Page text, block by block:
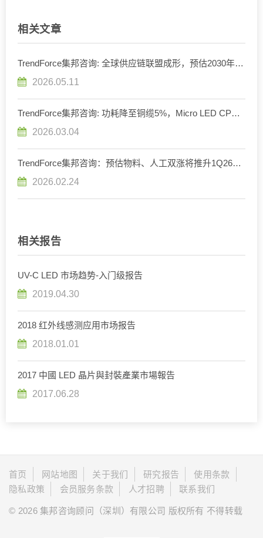
相关文章
TrendForce集邦咨询: 全球供应链联盟成形，预估2030年
2026.05.11
TrendForce集邦咨询: 功耗降至铜缆5%，Micro LED CPO
2026.03.04
TrendForce集邦咨询：预估物料、人工双涨将推升1Q26
2026.02.24
相关报告
UV-C LED 市场趋势-入门级报告
2019.04.30
2018 红外线感测应用市场报告
2018.01.01
2017 中國 LED 晶片與封裝產業市場報告
2017.06.28
首页 网站地图 关于我们 研究报告
使用条款
隐私政策
会员服务条款 人才招聘 联系我们
© 2026 集邦咨询顾问（深圳）有限公司 版权所有 不得转载